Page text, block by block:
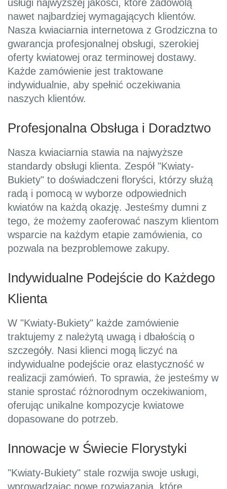
usługi najwyższej jakości, które zadowolą
nawet najbardziej wymagających klientów.
Nasza kwiaciarnia internetowa z Grodziczna to
gwarancja profesjonalnej obsługi, szerokiej
oferty kwiatowej oraz terminowej dostawy.
Każde zamówienie jest traktowane
indywidualnie, aby spełnić oczekiwania
naszych klientów.
Profesjonalna Obsługa i Doradztwo
Nasza kwiaciarnia stawia na najwyższe
standardy obsługi klienta. Zespół "Kwiaty-
Bukiety" to doświadczeni floryści, którzy służą
radą i pomocą w wyborze odpowiednich
kwiatów na każdą okazję. Jesteśmy dumni z
tego, że możemy zaoferować naszym klientom
wsparcie na każdym etapie zamówienia, co
pozwala na bezproblemowe zakupy.
Indywidualne Podejście do Każdego
Klienta
W "Kwiaty-Bukiety" każde zamówienie
traktujemy z należytą uwagą i dbałością o
szczegóły. Nasi klienci mogą liczyć na
indywidualne podejście oraz elastyczność w
realizacji zamówień. To sprawia, że jesteśmy w
stanie sprostać różnorodnym oczekiwaniom,
oferując unikalne kompozycje kwiatowe
dopasowane do potrzeb.
Innowacje w Świecie Florystyki
"Kwiaty-Bukiety" stale rozwija swoje usługi,
wprowadzając nowe rozwiązania, które